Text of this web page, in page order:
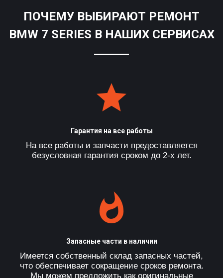
ПОЧЕМУ ВЫБИРАЮТ РЕМОНТ
BMW 7 SERIES В НАШИХ СЕРВИСАХ
Гарантия на все работы
На все работы и запчасти предоставляется
безусловная гарантия сроком до 2-х лет.
Запасные части в наличии
Имеется собственный склад запасных частей,
что обеспечивает сокращение сроков ремонта.
Мы можем предложить как оригинальные